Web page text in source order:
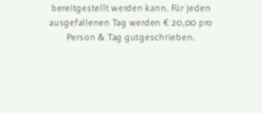
bereitgestellt werden kann. Für jeden
ausgefallenen Tag werden € 20,00 pro
Person & Tag gutgeschrieben.